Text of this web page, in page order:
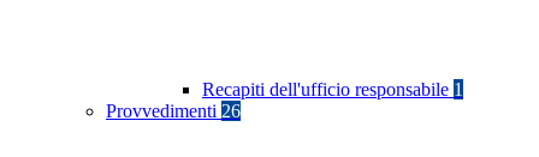
Recapiti dell'ufficio responsabile 1
Provvedimenti 26